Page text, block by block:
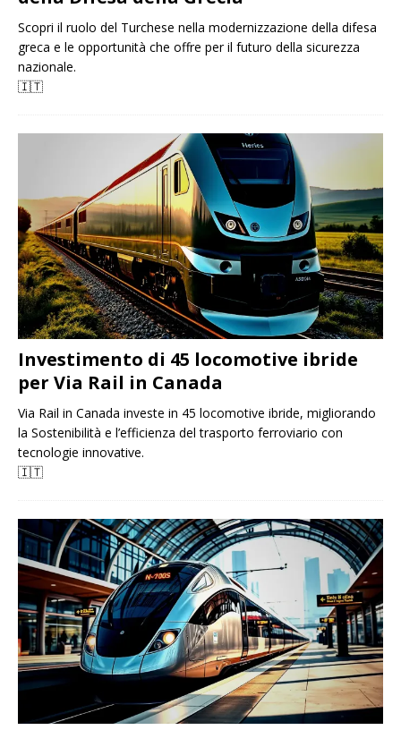
Scopri il ruolo del Turchese nella modernizzazione della difesa
greca e le opportunità che offre per il futuro della sicurezza
nazionale.
🇮🇹
Investimento di 45 locomotive ibride
per Via Rail in Canada
Via Rail in Canada investe in 45 locomotive ibride, migliorando
la Sostenibilità e l’efficienza del trasporto ferroviario con
tecnologie innovative.
🇮🇹